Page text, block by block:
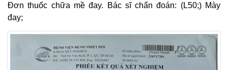
Đơn thuốc chữa mề đay. Bác sĩ chẩn đoán: (L50;) Mày
đay;